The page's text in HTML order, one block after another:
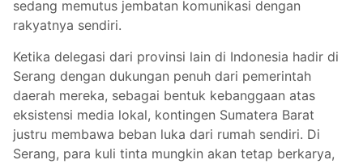
sedang memutus jembatan komunikasi dengan
rakyatnya sendiri.
Ketika delegasi dari provinsi lain di Indonesia hadir di
Serang dengan dukungan penuh dari pemerintah
daerah mereka, sebagai bentuk kebanggaan atas
eksistensi media lokal, kontingen Sumatera Barat
justru membawa beban luka dari rumah sendiri. Di
Serang, para kuli tinta mungkin akan tetap berkarya,